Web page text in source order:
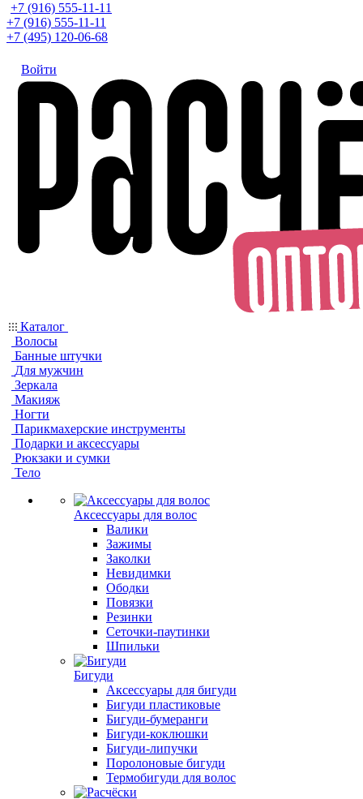
+7 (916) 555-11-11
+7 (916) 555-11-11
+7 (495) 120-06-68
Войти
Каталог
Волосы
Банные штучки
Для мужчин
Зеркала
Макияж
Ногти
Парикмахерские инструменты
Подарки и аксессуары
Рюкзаки и сумки
Тело
Аксессуары для волос
Валики
Зажимы
Заколки
Невидимки
Ободки
Повязки
Резинки
Сеточки-паутинки
Шпильки
Бигуди
Аксессуары для бигуди
Бигуди пластиковые
Бигуди-бумеранги
Бигуди-коклюшки
Бигуди-липучки
Поролоновые бигуди
Термобигуди для волос